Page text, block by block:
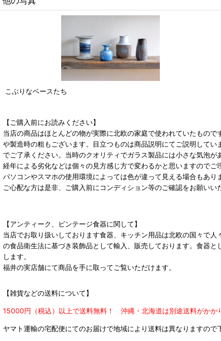
こぶりなベースたち
【ご購入前にお読みください】
当店の商品はほとんどの物が実際に北欧の家庭で使われていたもの
や製造時の粗もございます。目立つものは商品説明にてご説明して
でご了承ください。当時のクオリティでガラス製品には小さな気泡が
経年による劣化などは個々の見方感じ方で変わるかと思いますのでご
パソコンやスマホの使用環境によっては色が違って見える場合もあ
ご心配な方は是非、ご購入前にコンディション等のご確認をお願い
【アンティーク、ビンテージ食器に関して】
当店でお取り扱いしております食器、キッチン用品は北欧の国々で
の食品衛生法に基づき装飾品として輸入、販売しております。食器
します。
福井の実店舗にて商品を手に取ってご覧いただけます。
【雑貨などの送料について】
15000円（税込）以上で送料無料！ 沖縄・北海道は別途送料がかか
ヤマト運輸の宅配便にてのお届けで地域により送料は異なりますので